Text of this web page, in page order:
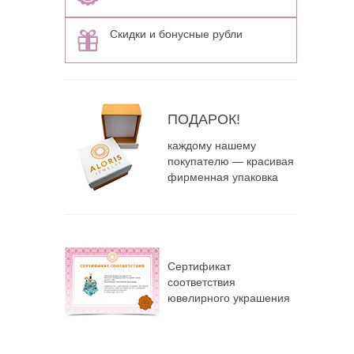
Скидки и бонусные рубли
ПОДАРОК!
каждому нашему
покупателю — красивая
фирменная упаковка
Сертификат
соответствия
ювелирного украшения